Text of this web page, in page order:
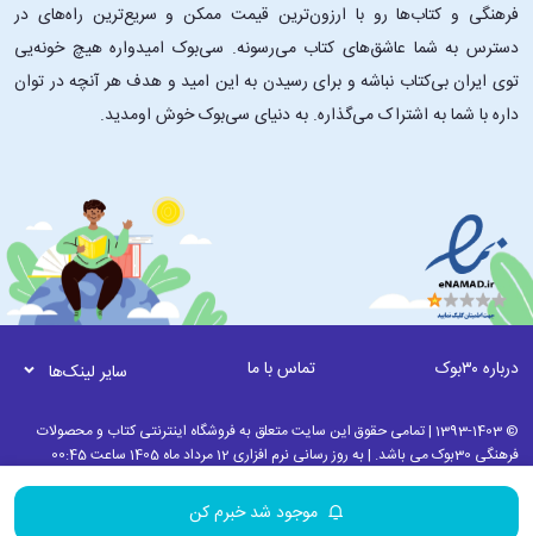
موجود شد خبرم کن
فرهنگی و کتاب‌ها رو با ارزون‌ترین قیمت ممکن و سریع‌ترین راه‌های در
دسترس به شما عاشق‌های کتاب می‌رسونه. سی‌بوک امیدواره هیچ خونه‌یی
توی ایران بی‌کتاب نباشه و برای رسیدن به این امید و هدف هر آنچه در توان
داره با شما به اشتراک می‌گذاره. به دنیای سی‌بوک خوش اومدید.
درباره ۳۰بوک تماس با ما سایر لینک‌ها
© 1393-1403 | تمامی حقوق این سایت متعلق به فروشگاه اینترنتی کتاب و محصولات
فرهنگی 30بوک می باشد. | به روز رسانی نرم افزاری 12 مرداد ماه 1405 ساعت 00:45